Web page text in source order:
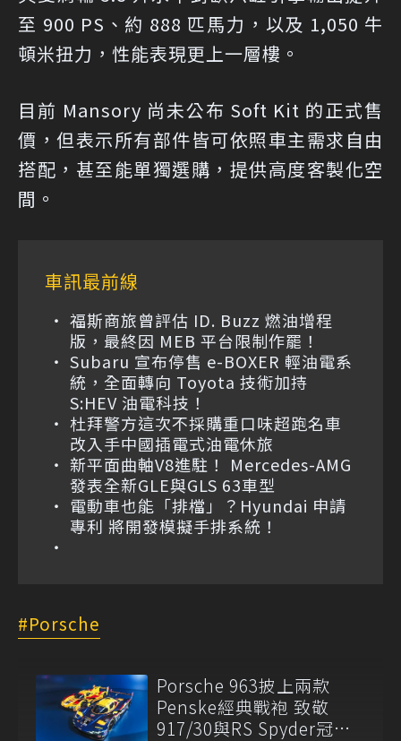
至 900 PS、約 888 匹馬力，以及 1,050 牛
頓米扭力，性能表現更上一層樓。
目前 Mansory 尚未公布 Soft Kit 的正式售
價，但表示所有部件皆可依照車主需求自由
搭配，甚至能單獨選購，提供高度客製化空
間。
車訊最前線
福斯商旅曾評估 ID. Buzz 燃油增程
版，最終因 MEB 平台限制作罷！
Subaru 宣布停售 e-BOXER 輕油電系
統，全面轉向 Toyota 技術加持
S:HEV 油電科技！
杜拜警方這次不採購重口味超跑名車
改入手中國插電式油電休旅
新平面曲軸V8進駐！ Mercedes-AMG
發表全新GLE與GLS 63車型
電動車也能「排檔」？Hyundai 申請
專利 將開發模擬手排系統！
Porsche
Porsche 963披上兩款
Penske經典戰袍 致敬
917/30與RS Spyder冠軍